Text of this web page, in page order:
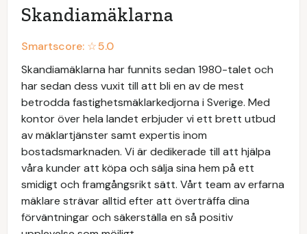
Skandiamäklarna
Smartscore: ☆5.0
Skandiamäklarna har funnits sedan 1980-talet och
har sedan dess vuxit till att bli en av de mest
betrodda fastighetsmäklarkedjorna i Sverige. Med
kontor över hela landet erbjuder vi ett brett utbud
av mäklartjänster samt expertis inom
bostadsmarknaden. Vi är dedikerade till att hjälpa
våra kunder att köpa och sälja sina hem på ett
smidigt och framgångsrikt sätt. Vårt team av erfarna
mäklare strävar alltid efter att överträffa dina
förväntningar och säkerställa en så positiv